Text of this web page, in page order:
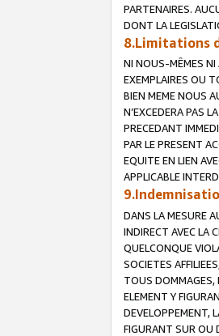
PARTENAIRES.
DONT LA
8.Limitations
NI NOUS-MÊMES NI
EXEMPLAIRES OU
BIEN MEME NOUS
N’EXCEDERA PAS
PRECEDANT
PAR LE PRESENT
EQUITE EN LIEN
APPLICABLE
DANS LA MESURE
INDIRECT AVEC LA
QUELCONQUE
SOCIETES
TOUS DOMMAGES,
ELEMENT Y
DEVELOPPEMENT,
FIGURANT SUR OU